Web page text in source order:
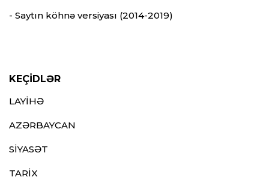
- Saytın köhnə versiyası (2014-2019)
KEÇİDLƏR
LAYİHƏ
AZƏRBAYCAN
SİYASƏT
TARİX